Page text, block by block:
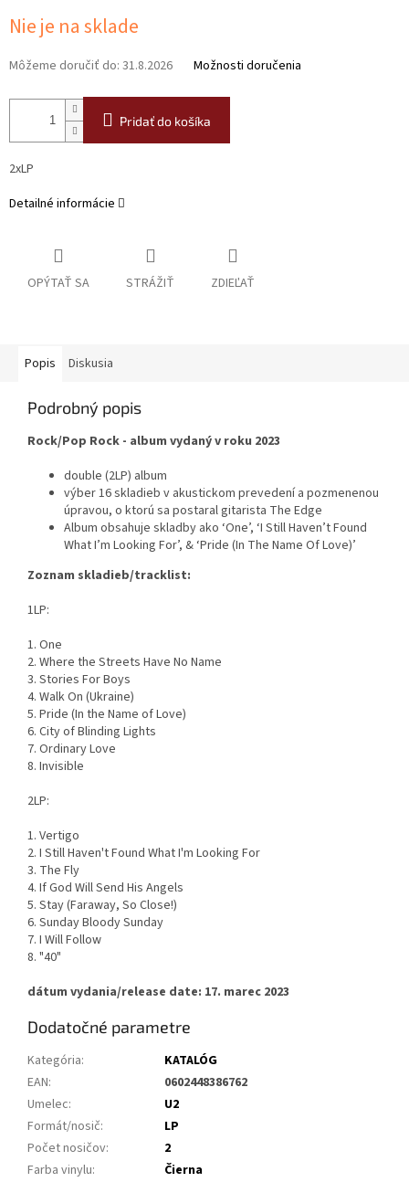
cena:
Nie je na sklade
Môžeme doručiť do: 31.8.2026 Možnosti doručenia
Pridať do košíka
2xLP
Detailné informácie
OPÝTAŤ SA STRÁŽIŤ ZDIEĽAŤ
Popis Diskusia
Podrobný popis
Rock/Pop Rock - album vydaný v roku 2023
double (2LP) album
výber 16 skladieb v akustickom prevedení a pozmenenou
úpravou, o ktorú sa postaral gitarista The Edge
Album obsahuje skladby ako ‘One’, ‘I Still Haven’t Found
What I’m Looking For’, & ‘Pride (In The Name Of Love)’
Zoznam skladieb/tracklist:
1LP:
1. One
2. Where the Streets Have No Name
3. Stories For Boys
4. Walk On (Ukraine)
5. Pride (In the Name of Love)
6. City of Blinding Lights
7. Ordinary Love
8. Invisible
2LP:
1. Vertigo
2. I Still Haven't Found What I'm Looking For
3. The Fly
4. If God Will Send His Angels
5. Stay (Faraway, So Close!)
6. Sunday Bloody Sunday
7. I Will Follow
8. "40"
dátum vydania/release date: 17. marec 2023
Dodatočné parametre
Kategória:
KATALÓG
EAN:
0602448386762
Umelec:
U2
Formát/nosič:
LP
Počet nosičov:
2
Farba vinylu:
Čierna